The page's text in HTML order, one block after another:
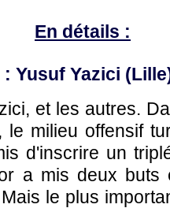
En détails :
Yusuf Yazici
et les autres.
le milieu offensif
d'inscrire un
a mis deux buts
le plus